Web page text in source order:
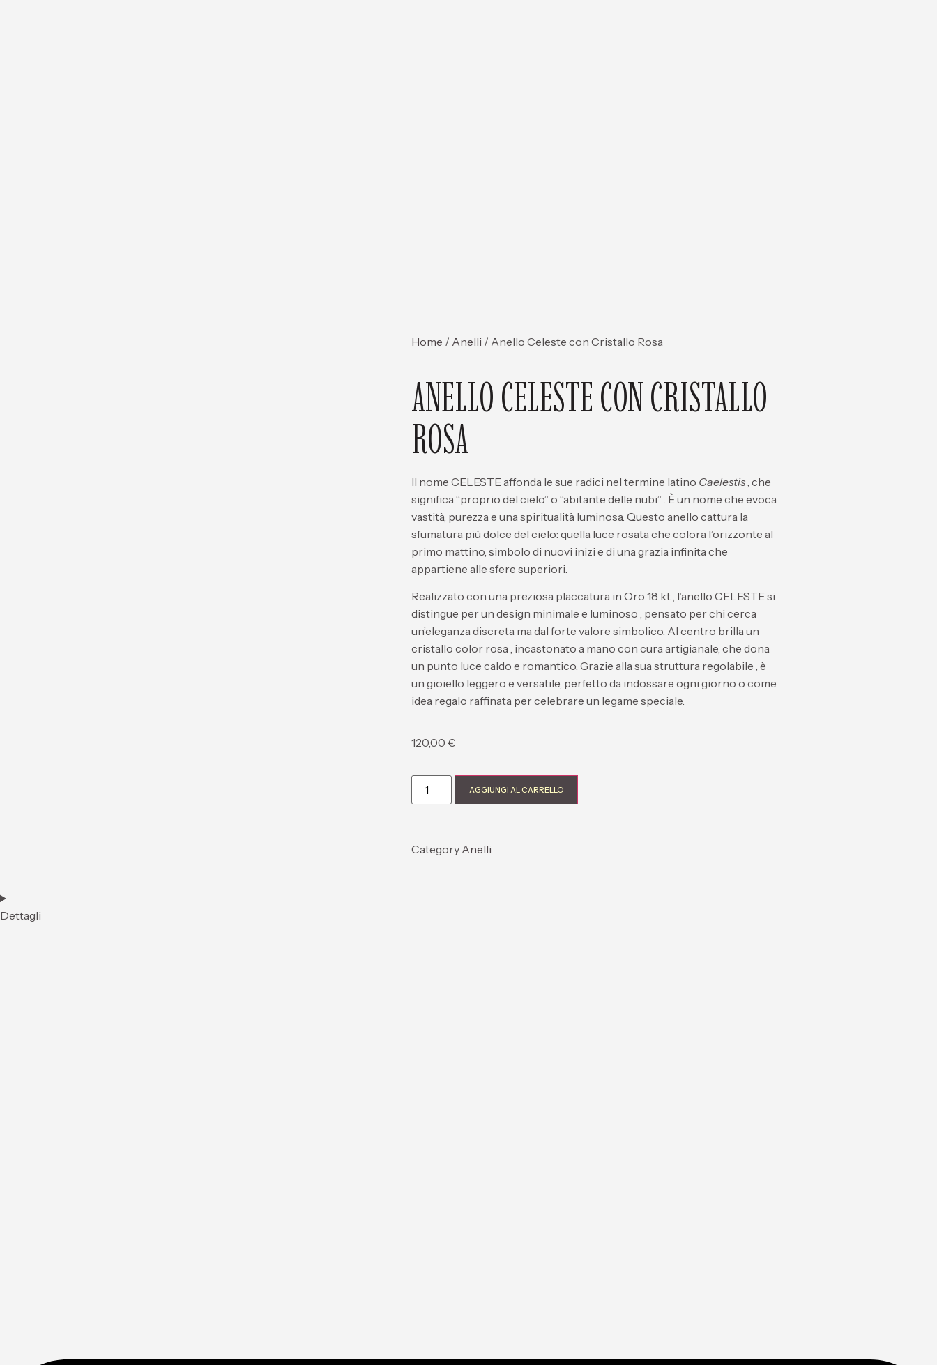
Home / Anelli / Anello Celeste con Cristallo Rosa
ANELLO CELESTE CON CRISTALLO
ROSA
Il nome CELESTEaffonda le sue radici nel termine latino Caelestis, che
significa“proprio del cielo” o “abitante delle nubi” . È un nome che evoca
vastità, purezza e una spiritualità luminosa. Questo anello cattura la
sfumatura più dolce del cielo: quella luce rosata che colora l’orizzonte al
primo mattino, simbolo di nuovi inizi e di una grazia infinita che
appartiene alle sfere superiori.
Realizzato con una preziosa placcatura in Oro 18 kt, l’anello CELESTEsi
distingue per un design minimale e luminoso , pensato per chi cerca
un’eleganza discreta ma dal forte valore simbolico. Al centro brilla un
cristallo color rosa, incastonato a mano con cura artigianale, che dona
un punto luce caldo e romantico. Grazie alla sua struttura regolabile , è
un gioiello leggero e versatile, perfetto da indossare ogni giorno o come
idea regalo raffinata per celebrare un legame speciale.
120,00 €
AGGIUNGI AL CARRELLO
Category Anelli
Dettagli